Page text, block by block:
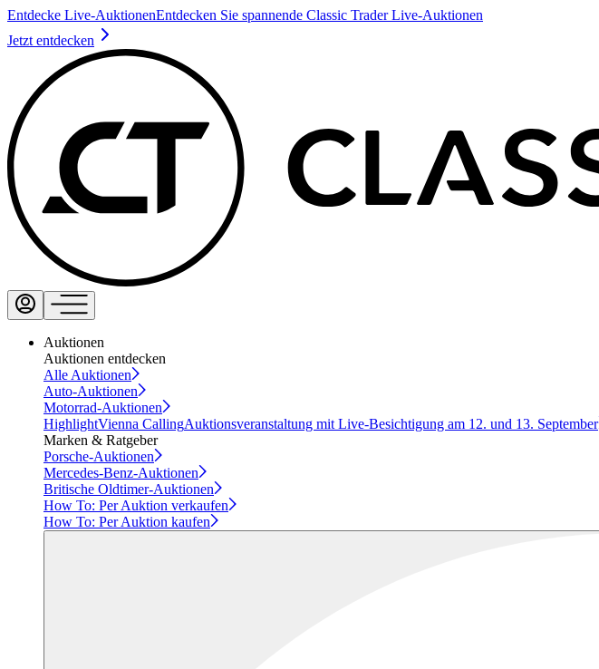
Entdecke Live-AuktionenEntdecken Sie spannende Classic Trader Live-Auktionen
Jetzt entdecken
Auktionen
Auktionen entdecken
Alle Auktionen
Auto-Auktionen
Motorrad-Auktionen
HighlightVienna CallingAuktionsveranstaltung mit Live-Besichtigung am 12. und 13. September
Marken & Ratgeber
Porsche-Auktionen
Mercedes-Benz-Auktionen
Britische Oldtimer-Auktionen
How To: Per Auktion verkaufen
How To: Per Auktion kaufen